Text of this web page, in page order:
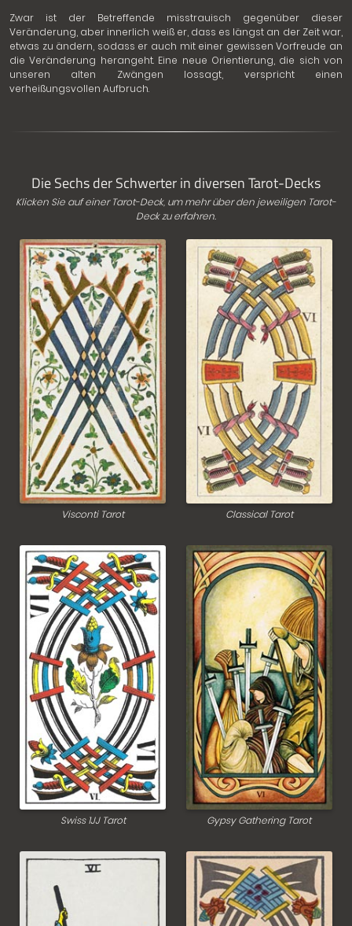
Zwar ist der Betreffende misstrauisch gegenüber dieser
Veränderung, aber innerlich weiß er, dass es längst an der Zeit war,
etwas zu ändern, sodass er auch mit einer gewissen Vorfreude an
die Veränderung herangeht. Eine neue Orientierung, die sich von
unseren alten Zwängen lossagt, verspricht einen
verheißungsvollen Aufbruch.
Die Sechs der Schwerter in diversen Tarot-Decks
Klicken Sie auf einer Tarot-Deck, um mehr über den jeweiligen Tarot-
Deck zu erfahren.
Visconti Tarot Classical Tarot
Swiss 1JJ Tarot Gypsy Gathering Tarot